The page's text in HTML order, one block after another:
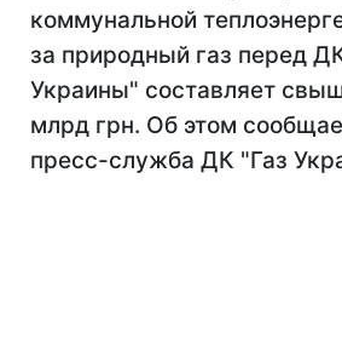
коммунальной
за природный газ перед
Украины" составляет
млрд грн. Об этом
пресс-служба ДК "Газ